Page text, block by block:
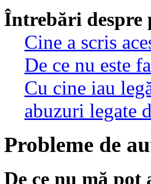
Întrebări despre
Cine a scris
De ce nu este
Cu cine iau
abuzuri legate
Probleme de
De ce nu mă pot